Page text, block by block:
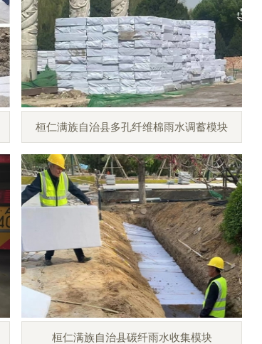
桓仁满族自治县多孔纤维棉雨水调蓄模块
桓仁满族自治县碳纤雨水收集模块